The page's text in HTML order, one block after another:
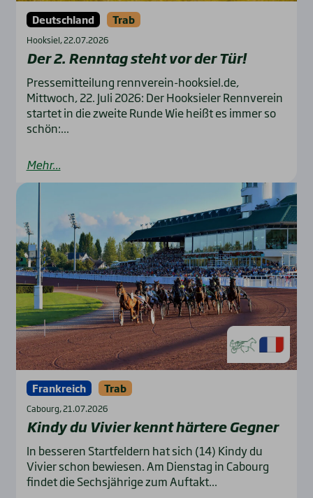
Deutschland Trab
Hooksiel, 22.07.2026
Der 2. Renn­tag steht vor der Tür!
Pressemitteilung rennverein-hooksiel.de,
Mittwoch, 22. Juli 2026: Der Hooksieler Rennverein
startet in die zweite Runde Wie heißt es immer so
schön:...
Mehr...
Frankreich Trab
Cabourg, 21.07.2026
Kin­dy du Vivier kennt här­te­re Geg­ner
In besseren Startfeldern hat sich (14) Kindy du
Vivier schon bewiesen. Am Dienstag in Cabourg
findet die Sechsjährige zum Auftakt...